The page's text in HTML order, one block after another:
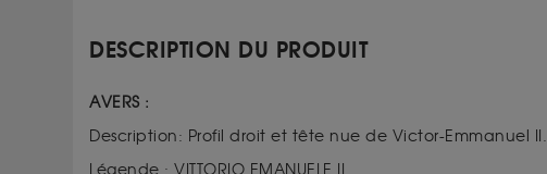
DESCRIPTION DU PRODUIT
AVERS :
Description: Profil droit et tête nue de Victor-Emmanuel II.
Légende : VITTORIO EMANUELE II